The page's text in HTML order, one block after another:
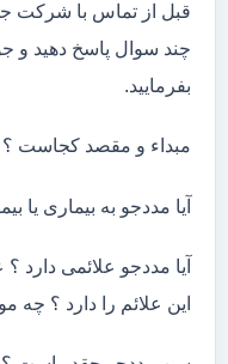
قبل از تماس با شرکت
چند سوال پاسخ دهید و
بفرمایید.
مبداء و مقصد کجاست ؟
آیا مددجو به بیماری یا
آیا مددجو علائمی
این علائم را دارد ؟ چه